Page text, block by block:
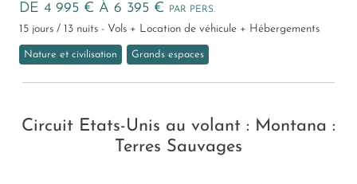
DE 4 995 € À 6 395 € PAR PERS.
15 jours / 13 nuits - Vols + Location de véhicule + Hébergements
Nature et civilisation Grands espaces
Circuit Etats-Unis au volant : Montana :
Terres Sauvages